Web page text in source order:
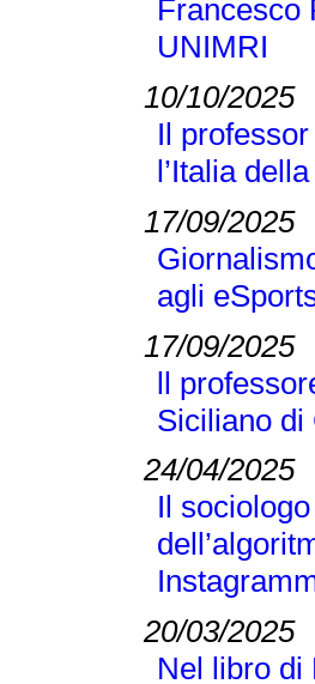
Francesco
UNIMRI
10/10/2025
Il
l’Italia
17/09/2025
agli
17/09/2025
ll
Siciliano di
24/04/2025
Il
20/03/2025
Nel libro di